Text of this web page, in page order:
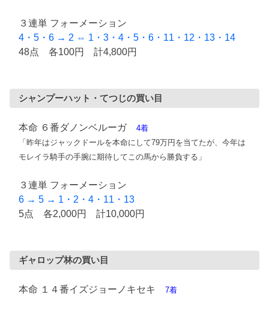
３連単 フォーメーション
4・5・6 → 2 ⇔ 1・3・4・5・6・11・12・13・14
48点 各100円 計4,800円
シャンプーハット・てつじの買い目
本命 ６番ダノンベルーガ4着
「昨年はジャックドールを本命にして79万円を当てたが、今年は
モレイラ騎手の手腕に期待してこの馬から勝負する」
３連単 フォーメーション
6 → 5 → 1・2・4・11・13
5点 各2,000円 計10,000円
ギャロップ林の買い目
本命 １４番イズジョーノキセキ7着